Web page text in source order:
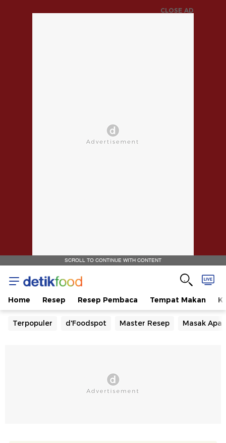
CLOSE AD
SCROLL TO CONTINUE WITH CONTENT
Home Resep Resep Pembaca Tempat Makan
Terpopuler d'Foodspot Master Resep Masak Apa